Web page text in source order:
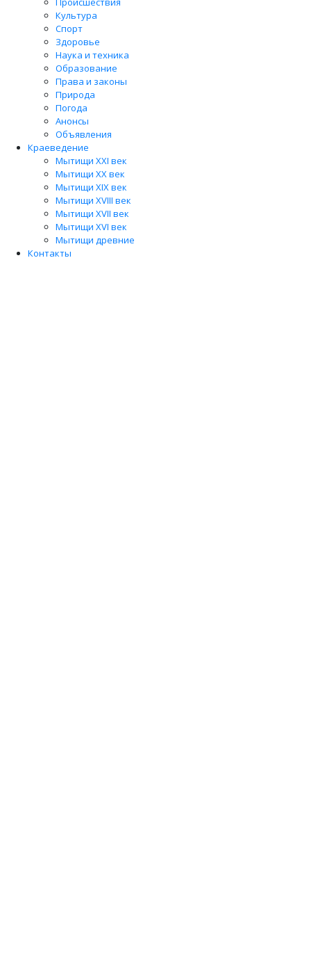
Культура
Спорт
Здоровье
Наука и техника
Образование
Права и законы
Природа
Погода
Анонсы
Объявления
Краеведение
Мытищи XXI век
Мытищи XX век
Мытищи XIX век
Мытищи XVIII век
Мытищи XVII век
Мытищи XVI век
Мытищи древние
Контакты